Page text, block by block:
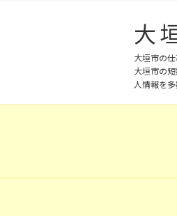
大
大垣市の
大垣市の
人情報を